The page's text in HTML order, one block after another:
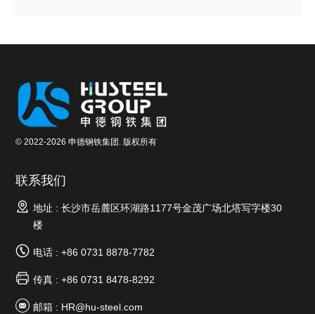
© 2022-2026 申德钢铁集团. 版权所有
联系我们
地址 : 长沙市岳麓区环湖路1177号金茂广场北塔写字楼30
楼
电话 : +86 0731 8878-7782
传真 : +86 0731 8478-8292
邮箱 : HR@hu-steel.com